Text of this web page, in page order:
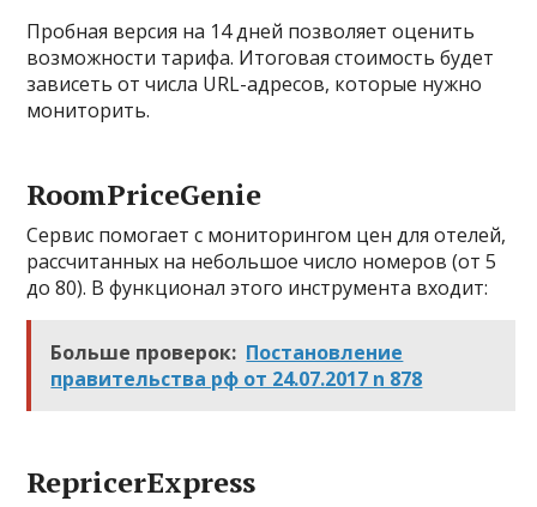
Пробная версия на 14 дней позволяет оценить
возможности тарифа. Итоговая стоимость будет
зависеть от числа URL-адресов, которые нужно
мониторить.
RoomPriceGenie
Сервис помогает с мониторингом цен для отелей,
рассчитанных на небольшое число номеров (от 5
до 80). В функционал этого инструмента входит:
Больше проверок: Постановление
правительства рф от 24.07.2017 n 878
RepricerExpress